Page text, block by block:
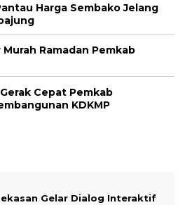
Harga Sembako Jelang
Ramadan Pemkab
Cepat Pemkab
KDKMP
Gelar Dialog Interaktif